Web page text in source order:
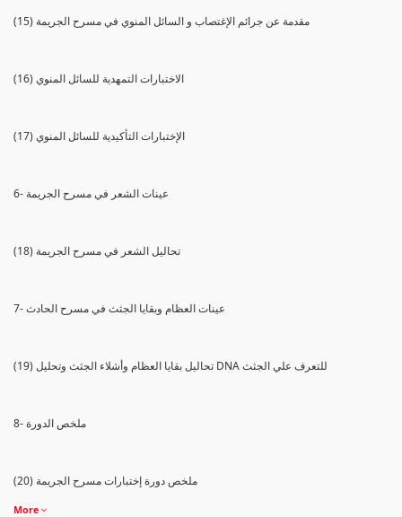
(15) مقدمة عن جرائم الإغتصاب و السائل المنوي في مسرح الجريمة
(16) الاختبارات التمهدية للسائل المنوي
(17) الإختبارات التأكيدية للسائل المنوي
6- عينات الشعر في مسرح الجريمة
(18) تحاليل الشعر في مسرح الجريمة
7- عينات العظام وبقايا الجثث في مسرح الحادث
(19) تحاليل بقايا العظام وأشلاء الجثث وتحليل DNA للتعرف علي الجثث
8- ملخص الدورة
(20) ملخص دورة إختبارات مسرح الجريمة
More